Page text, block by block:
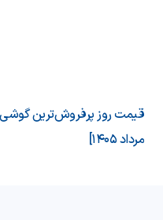
مرداد 1405]